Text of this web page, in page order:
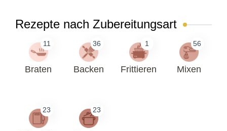
Rezepte nach Zubereitungsart
11
Braten
36
Backen
1
Frittieren
56
Mixen
23 23